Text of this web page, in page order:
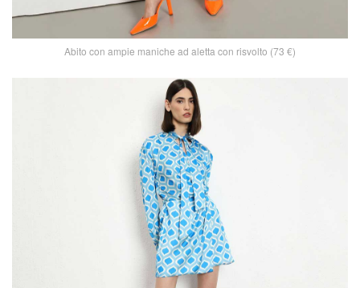
Abito con ampie maniche ad aletta con risvolto (73 €)